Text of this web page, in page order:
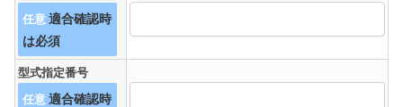
任意
型式指定番号
任意